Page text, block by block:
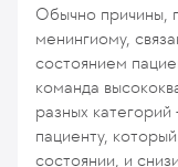
Обычно причины,
менингиому,
состоянием
команда
разных
пациенту,
состоянии, и